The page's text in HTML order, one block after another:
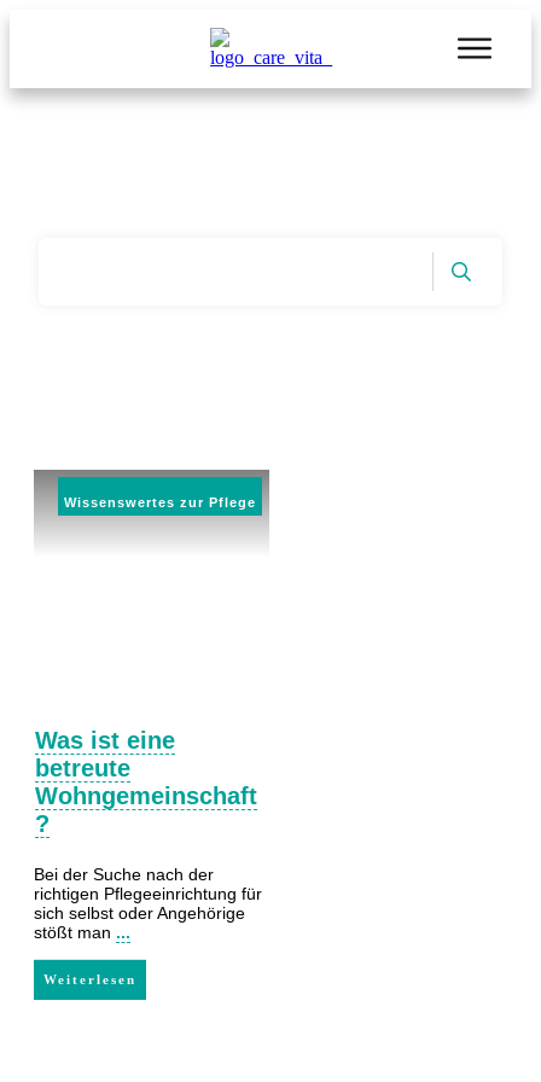
Wissenswertes zur Pflege
Was ist eine
betreute
Wohngemeinschaft
?
Bei der Suche nach der
richtigen Pflegeeinrichtung für
sich selbst oder Angehörige
stößt man ...
Weiterlesen